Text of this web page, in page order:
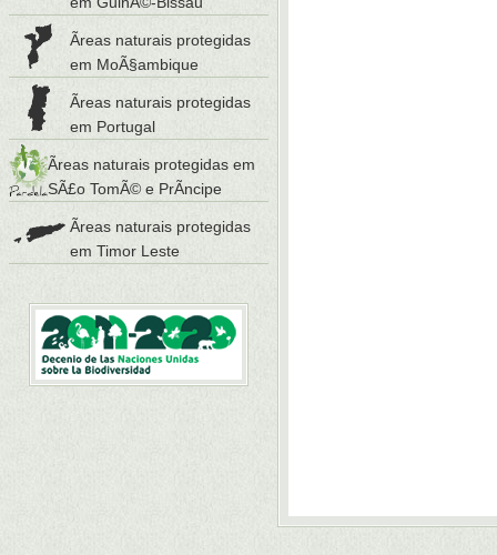
Ãreas naturais protegidas
em MoÃ§ambique
Ãreas naturais protegidas
em Portugal
Ãreas naturais protegidas em
SÃ£o TomÃ© e PrÃ­ncipe
Ãreas naturais protegidas
em Timor Leste